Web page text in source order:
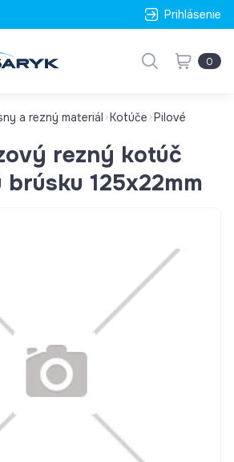
Prihlásenie
0
a rezný materiál Kotúče Pilové
rezný kotúč
125x22mm